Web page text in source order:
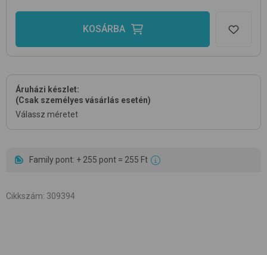
KOSÁRBA
Áruházi készlet:
(Csak személyes vásárlás esetén)
Válassz méretet
Family pont: + 255 pont = 255 Ft
Cikkszám: 309394